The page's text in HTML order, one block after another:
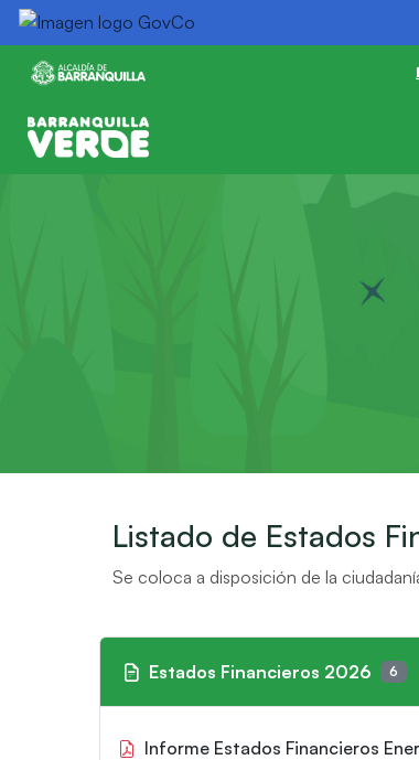
Listado de Estados
Se coloca a disposición de la
Estados Financieros 2026 6
Informe Estados Financieros